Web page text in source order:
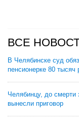
ВСЕ
В Челябинске суд
пенсионерке 80 тысяч
Челябинцу, до смерти
вынесли приговор